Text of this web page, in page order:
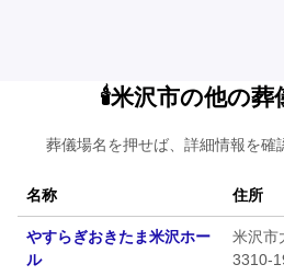
🕯️米沢市の他の葬
葬儀場名を押せば、詳細情報を確
名称 住所
やすらぎおきたま米沢ホー
ル
米沢市
3310-